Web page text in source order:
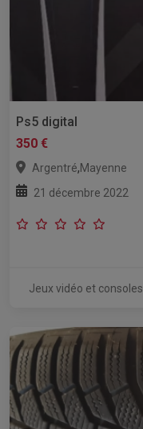
Ps5 digital
350 €
Argentré,Mayenne
21 décembre 2022
Jeux vidéo et consoles